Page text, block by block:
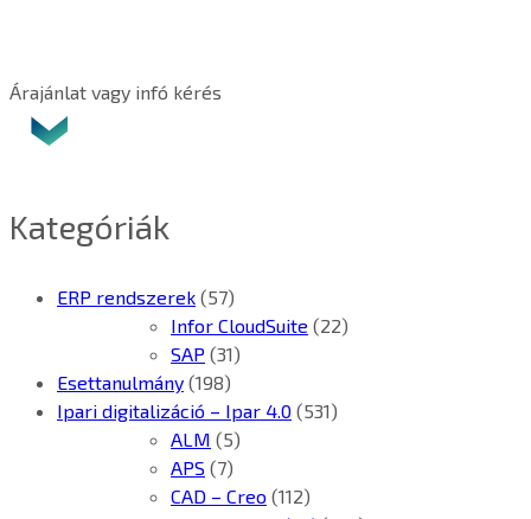
Árajánlat vagy infó kérés
Kategóriák
ERP rendszerek (57)
Infor CloudSuite (22)
SAP (31)
Esettanulmány (198)
Ipari digitalizáció – Ipar 4.0 (531)
ALM (5)
APS (7)
CAD – Creo (112)